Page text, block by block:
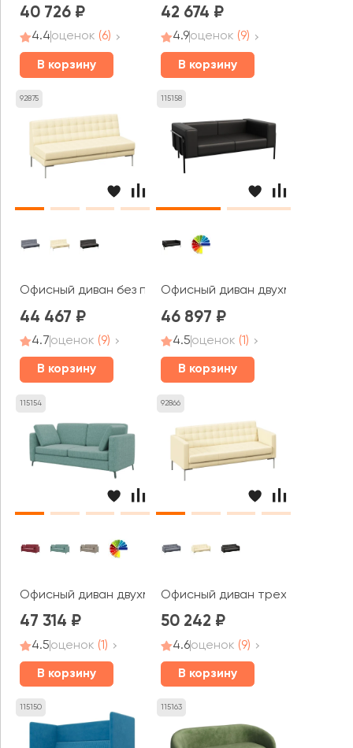
40 726
4.4оценок (6)
В корзину
42 674
4.9оценок (9)
В корзину
92875
Офисный диван без подлокотников трехместный
44 467
4.7оценок (9)
В корзину
115158
Офисный диван двухместный
46 897
4.5оценок (1)
В корзину
115154
Офисный диван двухместный Браско / Brasco
47 314
4.5оценок (1)
В корзину
92866
Офисный диван трехместный
50 242
4.6оценок (9)
В корзину
115150 115163